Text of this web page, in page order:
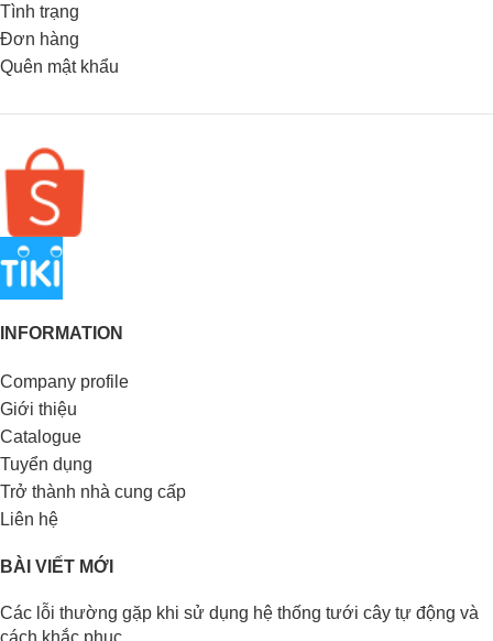
Tình trạng
Đơn hàng
Quên mật khẩu
INFORMATION
Company profile
Giới thiệu
Catalogue
Tuyển dụng
Trở thành nhà cung cấp
Liên hệ
BÀI VIẾT MỚI
Các lỗi thường gặp khi sử dụng hệ thống tưới cây tự động và
cách khắc phục